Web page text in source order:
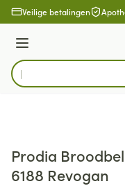
Ga naar de inhoud
Veilige betalingen
Menu
Product, merk,
Prodia
6188 Revogan